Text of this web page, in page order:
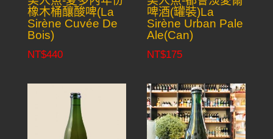
橡木桶釀酸啤(La
Sirène Cuvée De
Bois)
NT$440
啤酒(罐裝)La
Sirène Urban Pale
Ale(Can)
NT$175